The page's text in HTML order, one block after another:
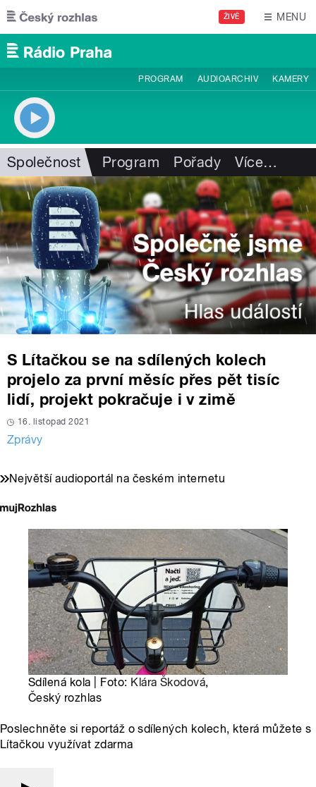
Přejít k hlavnímu obsahu
ŽIVĚ MENU
PROGRAM AUDIOARCHIV KAMERY
Společnost Program Pořady Více…
S Lítačkou se na sdílených kolech
projelo za první měsíc přes pět tisíc
lidí, projekt pokračuje i v zimě
16. listopad 2021
Zprávy
Největší audioportál na českém internetu
Sdílená kola | Foto: Klára Škodová,
Český rozhlas
Poslechněte si reportáž o sdílených kolech, která můžete s
Lítačkou využívat zdarma